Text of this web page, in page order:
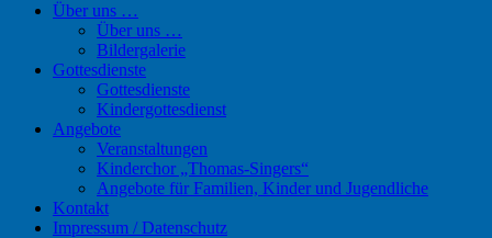
Über uns …
Über uns …
Bildergalerie
Gottesdienste
Gottesdienste
Kindergottesdienst
Angebote
Veranstaltungen
Kinderchor „Thomas-Singers“
Angebote für Familien, Kinder und Jugendliche
Kontakt
Impressum / Datenschutz